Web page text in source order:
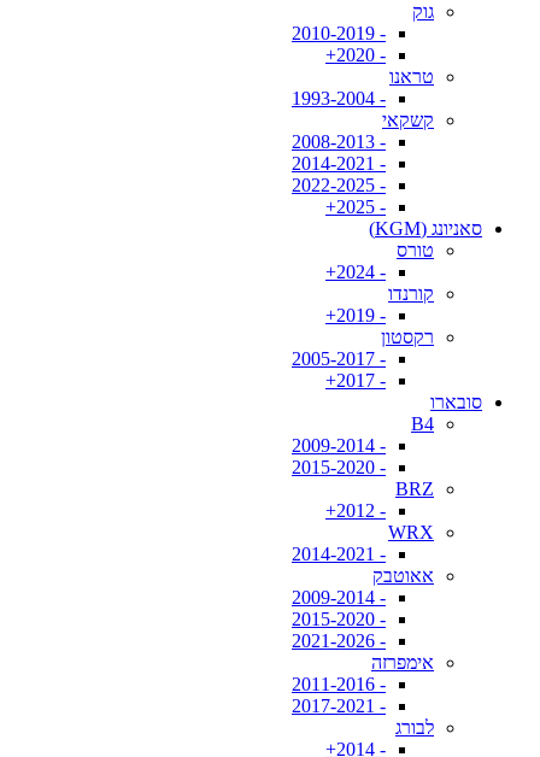
גוק
- 2010-2019
- 2020+
טראנו
- 1993-2004
קשקאי
- 2008-2013
- 2014-2021
- 2022-2025
- 2025+
סאניונג (KGM)
טורס
- 2024+
קורנדו
- 2019+
רקסטון
- 2005-2017
- 2017+
סובארו
B4
- 2009-2014
- 2015-2020
BRZ
- 2012+
WRX
- 2014-2021
אאוטבק
- 2009-2014
- 2015-2020
- 2021-2026
אימפרזה
- 2011-2016
- 2017-2021
לבורג
- 2014+